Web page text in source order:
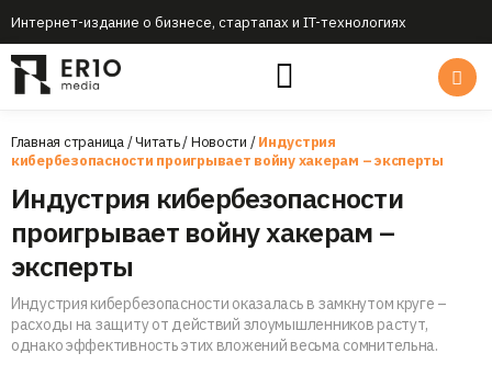
Интернет-издание о бизнесе, стартапах и IT-технологиях
Главная страница/Читать/Новости /Индустрия
кибербезопасности проигрывает войну хакерам – эксперты
Индустрия кибербезопасности
проигрывает войну хакерам –
эксперты
Индустрия кибербезопасности оказалась в замкнутом круге –
расходы на защиту от действий злоумышленников растут,
однако эффективность этих вложений весьма сомнительна.